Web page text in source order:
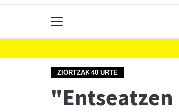
ZIORTZAK 40 URTE